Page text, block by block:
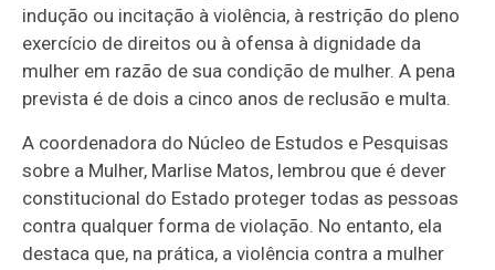
indução ou incitação à violência, à restrição do pleno
exercício de direitos ou à ofensa à dignidade da
mulher em razão de sua condição de mulher. A pena
prevista é de dois a cinco anos de reclusão e multa.
A coordenadora do Núcleo de Estudos e Pesquisas
sobre a Mulher, Marlise Matos, lembrou que é dever
constitucional do Estado proteger todas as pessoas
contra qualquer forma de violação. No entanto, ela
destaca que, na prática, a violência contra a mulher